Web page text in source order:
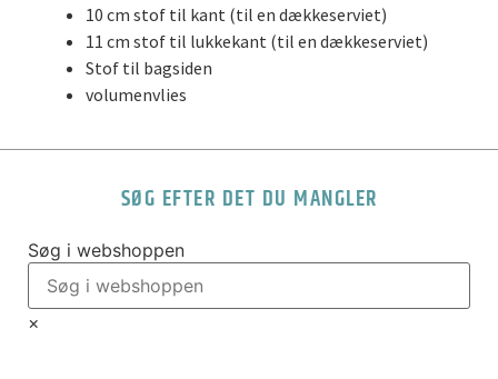
10 cm stof til kant (til en dækkeserviet)
11 cm stof til lukkekant (til en dækkeserviet)
Stof til bagsiden
volumenvlies
SØG EFTER DET DU MANGLER
Søg i webshoppen
×